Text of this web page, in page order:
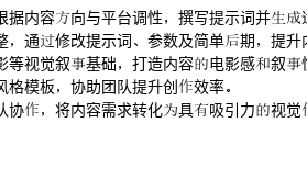
内容向与平台调性撰写提示词并
修改提示词参数及简单期提升
视觉叙基础打造内容电影感叙
模板协助团队提升创效率
协将内容需求转化具吸引力视觉